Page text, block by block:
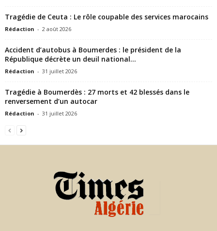
Tragédie de Ceuta : Le rôle coupable des services marocains
Rédaction - 2 août 2026
Accident d’autobus à Boumerdes : le président de la
République décrète un deuil national...
Rédaction - 31 juillet 2026
Tragédie à Boumerdès : 27 morts et 42 blessés dans le
renversement d’un autocar
Rédaction - 31 juillet 2026